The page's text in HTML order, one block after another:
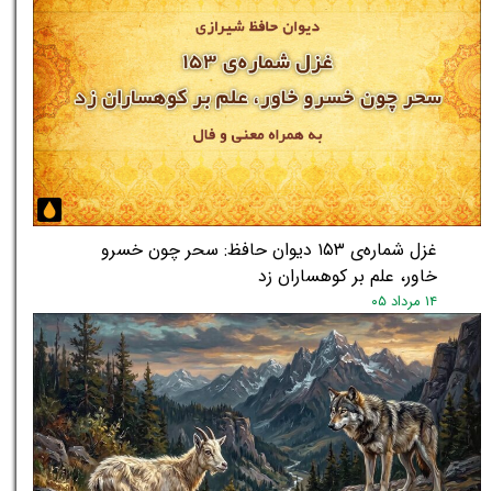
غزل شماره‌ی ۱۵۳ دیوان حافظ: سحر چون خسرو
خاور، علم بر کوهساران زد
۱۴ مرداد ۰۵